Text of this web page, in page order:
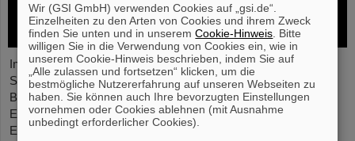
In der vor Kurzem abgeschlossenen ersten
Schwerionenbetriebszeit des LHC in fünf Jahren war es Zeit für
Blei-Ionen beschleunigt zu werden und Kollisionen für die
Experimente zu liefern. Die Kerne kollidierten bei einer erhöhten
Energie von 5,36 TeV pro Nukleonpaar (verglichen mit 5,02 TeV
Wir (GSI GmbH) verwenden Cookies auf „gsi.de“.
Einzelheiten zu den Arten von Cookies und ihrem Zweck
finden Sie unten und in unseremCookie-Hinweis . Bitte
willigen Sie in die Verwendung von Cookies ein, wie in
unserem Cookie-Hinweis beschrieben, indem Sie auf
„Alle zulassen und fortsetzen“ klicken, um die
bestmögliche Nutzererfahrung auf unseren Webseiten zu
haben. Sie können auch Ihre bevorzugten Einstellungen
vornehmen oder Cookies ablehnen (mit Ausnahme
unbedingt erforderlicher Cookies).